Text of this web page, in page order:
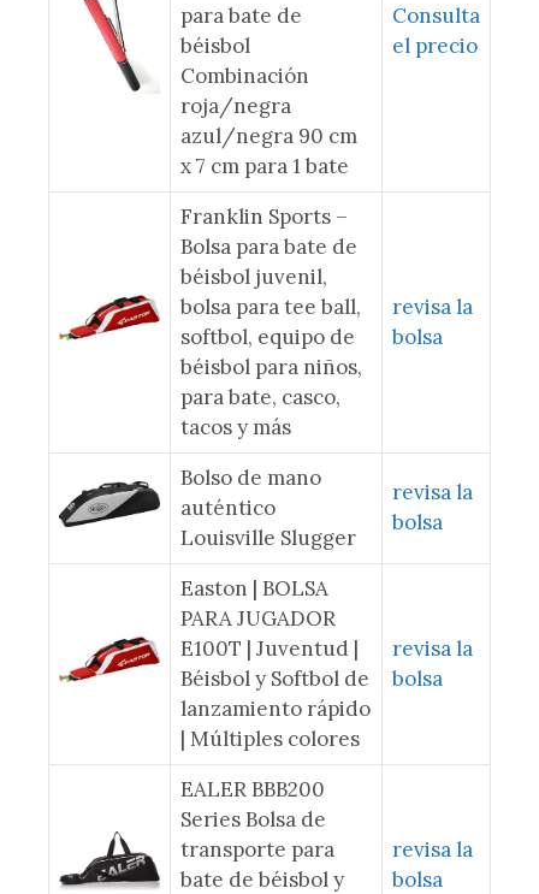
para bate de
béisbol
Combinación
roja/negra
azul/negra 90 cm
x 7 cm para 1 bate
Consulta
el precio
Franklin Sports –
Bolsa para bate de
béisbol juvenil,
bolsa para tee ball,
softbol, ​​equipo de
béisbol para niños,
para bate, casco,
tacos y más
revisa la
bolsa
Bolso de mano
auténtico
Louisville Slugger
revisa la
bolsa
Easton | BOLSA
PARA JUGADOR
E100T | Juventud |
Béisbol y Softbol de
lanzamiento rápido
| Múltiples colores
revisa la
bolsa
EALER BBB200
Series Bolsa de
transporte para
bate de béisbol y
revisa la
bolsa